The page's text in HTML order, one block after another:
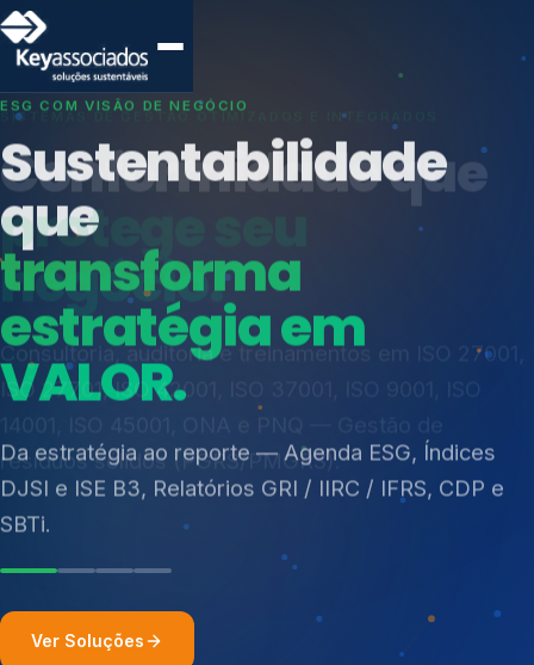
SISTEMAS DE GESTÃO OTIMIZADOS E INTEGRADOS
Conformidade que
protege seu
negócio.
Consultoria, auditoria e treinamentos em ISO 27001,
ISO 27701, ISO 42001, ISO 37001, ISO 9001, ISO
14001, ISO 45001, ONA e PNQ — Gestão de
resíduos sólidos (PGRS/PMGRS).
Índices de Mercado
Mudanças Climáticas
Reputação e Cadeia
Reporte Regulatório
Ver Soluções